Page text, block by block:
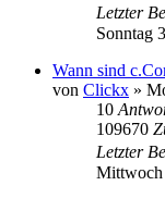
Letzter
Sonntag
Wann sind
von Clickx »
10
109670
Letzter
Mittwoch